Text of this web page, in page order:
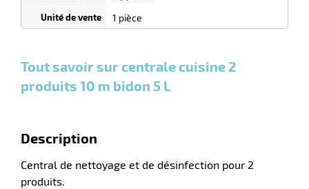
1
Unité
450,11
€ HT
0
Unités
0,00
€ HT
0
Unités
0,00
€ HT
1 pièce
Tout savoir sur centrale cuisine 2
produits 10 m bidon 5 L
Description
Central de nettoyage et de désinfection pour 2
produits.